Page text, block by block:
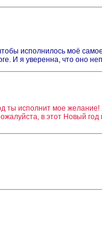
исполнилось моё
И я уверенна, что оно
ты исполнит мое
в этот Новый